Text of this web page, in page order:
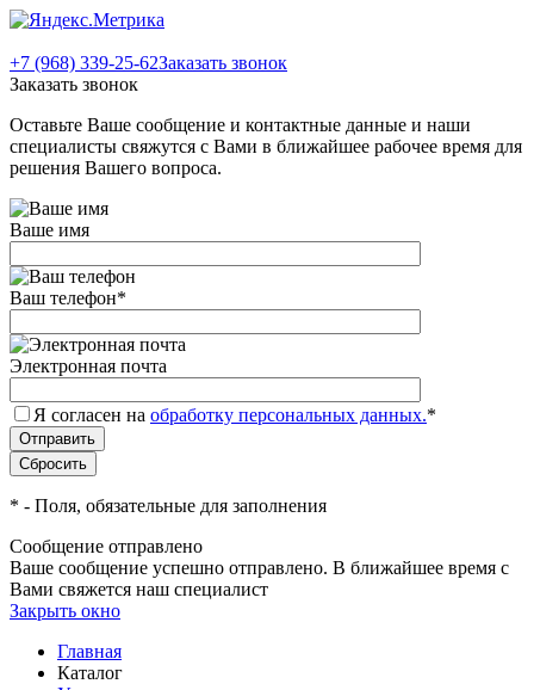
+7 (968) 339-25-62Заказать звонок
Заказать звонок
Оставьте Ваше сообщение и контактные данные и наши
специалисты свяжутся с Вами в ближайшее рабочее время для
решения Вашего вопроса.
Ваше имя
Ваш телефон*
Электронная почта
Я согласен на обработку персональных данных.*
* - Поля, обязательные для заполнения
Сообщение отправлено
Ваше сообщение успешно отправлено. В ближайшее время с
Вами свяжется наш специалист
Закрыть окно
Главная
Каталог